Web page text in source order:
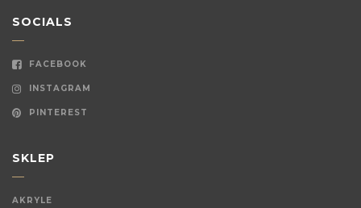
SOCIALS
FACEBOOK
INSTAGRAM
PINTEREST
SKLEP
AKRYLE